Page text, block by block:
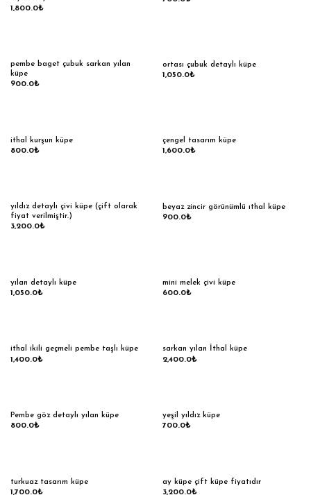
1,800.0₺
pembe baget çubuk sarkan yılan
küpe
900.0₺
ortası çubuk detaylı küpe
1,050.0₺
ithal kurşun küpe
800.0₺
çengel tasarım küpe
1,600.0₺
yıldız detaylı çivi küpe (çift olarak
fiyat verilmiştir.)
3,200.0₺
beyaz zincir görünümlü ıthal küpe
900.0₺
yılan detaylı küpe
1,050.0₺
mini melek çivi küpe
600.0₺
ithal ikili geçmeli pembe taşlı küpe
1,400.0₺
sarkan yılan İthal küpe
2,400.0₺
Pembe göz detaylı yılan küpe
800.0₺
yeşil yıldız küpe
700.0₺
turkuaz tasarım küpe
1,700.0₺
ay küpe çift küpe fiyatıdır
3,200.0₺